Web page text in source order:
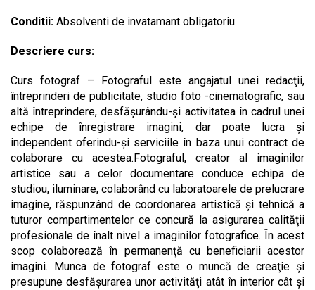
Conditii: Absolventi de invatamant obligatoriu
Descriere curs:
Curs fotograf – Fotograful este angajatul unei redacţii,
întreprinderi de publicitate, studio foto -cinematografic, sau
altă întreprindere, desfăşurându-şi activitatea în cadrul unei
echipe de înregistrare imagini, dar poate lucra şi
independent oferindu-şi serviciile în baza unui contract de
colaborare cu acestea.Fotograful, creator al imaginilor
artistice sau a celor documentare conduce echipa de
studiou, iluminare, colaborând cu laboratoarele de prelucrare
imagine, răspunzând de coordonarea artistică şi tehnică a
tuturor compartimentelor ce concură la asigurarea calităţii
profesionale de înalt nivel a imaginilor fotografice. În acest
scop colaborează în permanenţă cu beneficiarii acestor
imagini. Munca de fotograf este o muncă de creaţie şi
presupune desfăşurarea unor activităţi atât în interior cât şi